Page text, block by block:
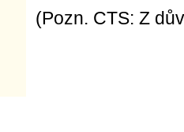
(Pozn. CTS: Z